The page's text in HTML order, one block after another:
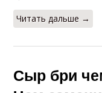
Читать дальше →
Сыр бри